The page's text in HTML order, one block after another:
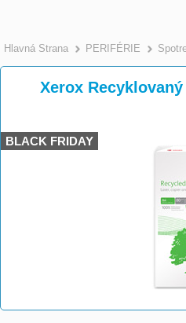
Hlavná Strana >
PERIFÉRIE
Xerox
BLACK FRIDAY